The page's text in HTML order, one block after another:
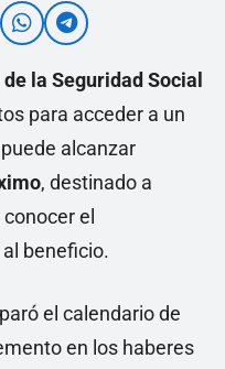
la Seguridad Social
para acceder a un
alcanzar
, destinado a
el
beneficio.
el calendario de
en los haberes